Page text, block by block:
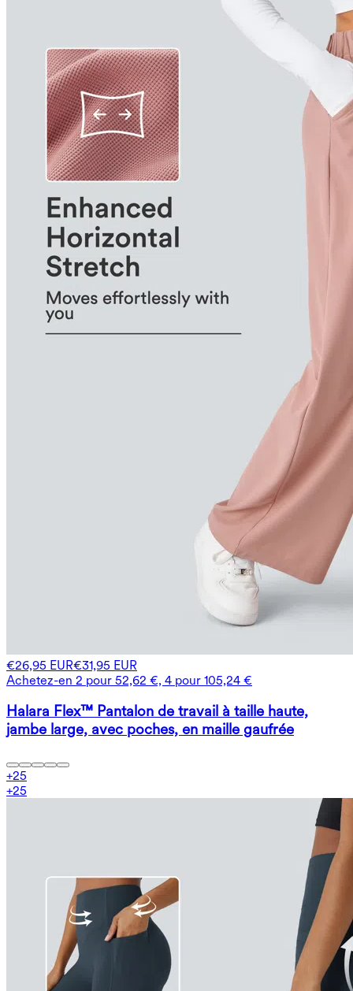
€26,95 EUR€31,95 EUR
Achetez-en 2 pour 52,62 €, 4 pour 105,24 €
Halara Flex™ Pantalon de travail à taille haute,
jambe large, avec poches, en maille gaufrée
+25
+25